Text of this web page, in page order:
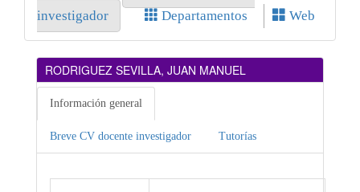
investigador
Departamentos Web
RODRIGUEZ SEVILLA, JUAN MANUEL
Información general
Breve CV docente investigador Tutorías